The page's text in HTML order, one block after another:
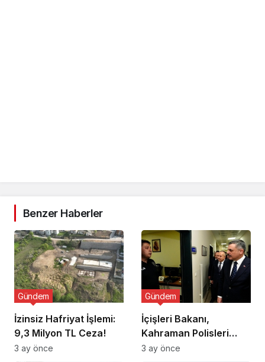
Benzer Haberler
İzinsiz Hafriyat İşlemi:
9,3 Milyon TL Ceza!
Gündem
3 ay önce
İçişleri Bakanı,
Kahraman Polisleri
Ziyaret Etti
Gündem
3 ay önce